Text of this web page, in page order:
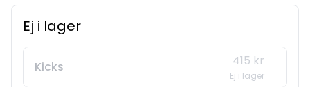
gör huden synligt slätare.
DÄRFÖR KOMMER DU ATT ÄLSKA DEN:
Ej i lager
Kicks 415 kr
Ej i lager